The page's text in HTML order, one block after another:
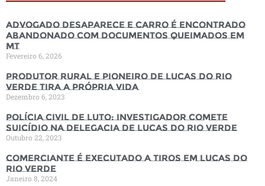
Advogado desaparece e carro é encontrado
abandonado com documentos queimados em
MT
Fevereiro 6, 2026
Produtor rural e pioneiro de Lucas do Rio
Verde tira a própria vida
Dezembro 6, 2023
Polícia Civil de luto: Investigador comete
suicídio na Delegacia de Lucas do Rio Verde
Outubro 22, 2023
Comerciante é executado a tiros em Lucas do
Rio Verde
Janeiro 8, 2024